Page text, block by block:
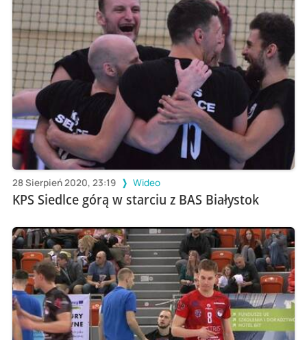
28 Sierpień 2020, 23:19 Wideo
KPS Siedlce górą w starciu z BAS Białystok